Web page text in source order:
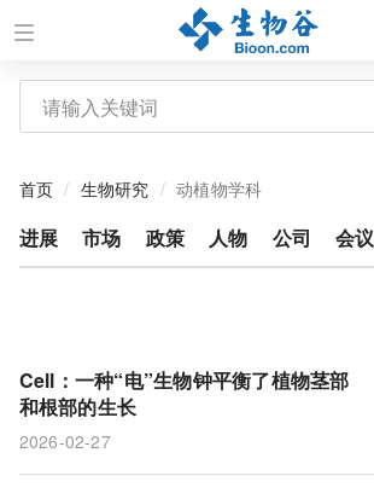
首页 生物研究 动植物学科
进展 市场 政策 人物 公司 会议
Cell：一种“电”生物钟平衡了植物茎部
和根部的生长
2026-02-27